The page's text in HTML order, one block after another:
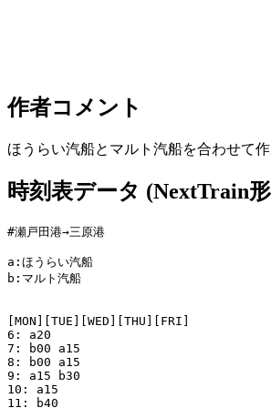
作者コメント
ほうらい汽船とマルト汽船を合わせて
時刻表データ (NextTrain
#瀬戸田港→三原港
a:ほうらい汽船
b:マルト汽船
[MON][TUE][WED][THU][FRI]
6: a20
7: b00 a15
8: b00 a15
9: a15 b30
10: a15
11: b40